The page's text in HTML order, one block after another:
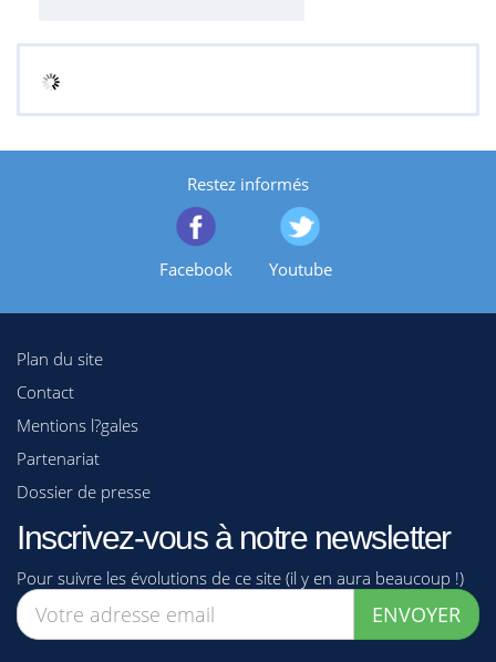
Restez informés
Facebook Youtube
Plan du site
Contact
Mentions l?gales
Partenariat
Dossier de presse
Inscrivez-vous à notre newsletter
Pour suivre les évolutions de ce site (il y en aura beaucoup !)
ENVOYER